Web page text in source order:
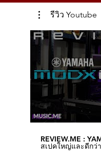
รีวิว Youtube
REVIEW.ME :
สเปคใหญ่และดีกว่